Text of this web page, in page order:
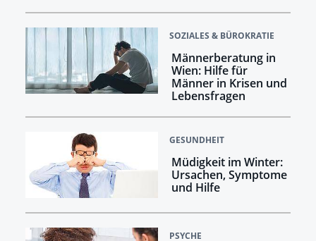
SOZIALES & BÜROKRATIE
Männerberatung in
Wien: Hilfe für
Männer in Krisen und
Lebensfragen
GESUNDHEIT
Müdigkeit im Winter:
Ursachen, Symptome
und Hilfe
PSYCHE